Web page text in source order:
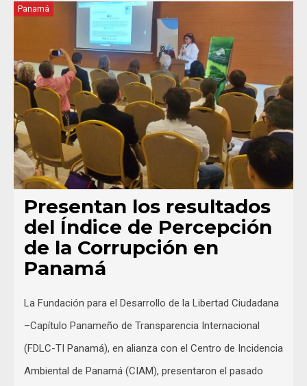
Panamá
Presentan los resultados
del Índice de Percepción
de la Corrupción en
Panamá
La Fundación para el Desarrollo de la Libertad Ciudadana
–Capítulo Panameño de Transparencia Internacional
(FDLC-TI Panamá), en alianza con el Centro de Incidencia
Ambiental de Panamá (CIAM), presentaron el pasado